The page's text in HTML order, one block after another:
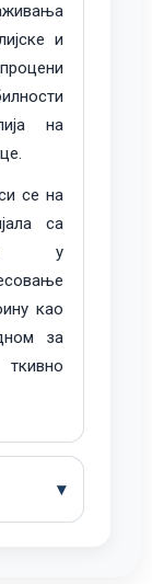
и
на
се на
са
у
као
за